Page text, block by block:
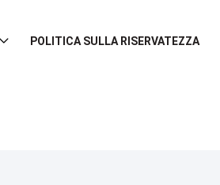
POLITICA SULLA RISERVATEZZA